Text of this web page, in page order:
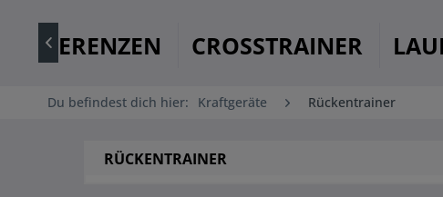
REFERENZEN CROSSTRAINER

Du befindest dich hier: Kraftgeräte Rückentrainer
RÜCKENTRAINER